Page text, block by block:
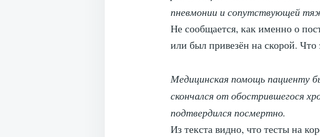
пневмонии и сопутствующей
Не сообщается, как именно о
или был привезён на скорой. Что
Медицинская помощь пациенту
скончался от обострившегося
подтвердился посмертно.
Из текста видно, что тесты на